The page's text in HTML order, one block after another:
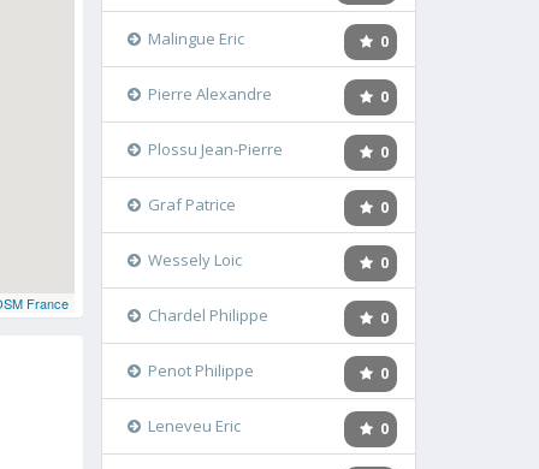
France
0
Malingue Eric
0
Pierre Alexandre
0
Plossu Jean-Pierre
0
Graf Patrice
0
Wessely Loic
0
Chardel Philippe
0
Penot Philippe
0
Leneveu Eric